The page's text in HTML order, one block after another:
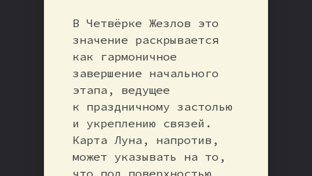
В Четвёрке Жезлов это
значение раскрывается
как гармоничное
завершение начального
этапа, ведущее
к праздничному застолью
и укреплению связей.
Карта Луна, напротив,
может указывать на то,